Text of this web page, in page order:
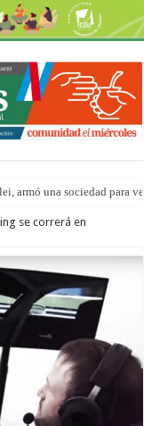
armó una sociedad para
se correrá en